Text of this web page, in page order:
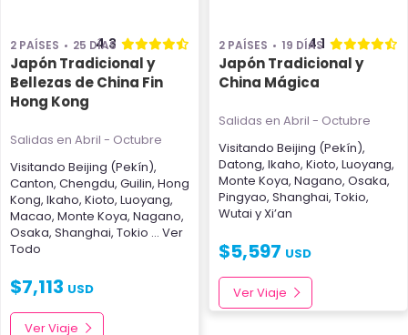
2 PAÍSES 25 DÍAS
4.3
Japón Tradicional y
Bellezas de China Fin
Hong Kong
Salidas en Abril - Octubre
Visitando Beijing (Pekín),
Canton, Chengdu, Guilin, Hong
Kong, Ikaho, Kioto, Luoyang,
Macao, Monte Koya, Nagano,
Osaka, Shanghai, Tokio ... Ver
Todo
$7,113 USD
Ver Viaje
2 PAÍSES 19 DÍAS
4.1
Japón Tradicional y
China Mágica
Salidas en Abril - Octubre
Visitando Beijing (Pekín),
Datong, Ikaho, Kioto, Luoyang,
Monte Koya, Nagano, Osaka,
Pingyao, Shanghai, Tokio,
Wutai yXi’an
$5,597 USD
Ver Viaje